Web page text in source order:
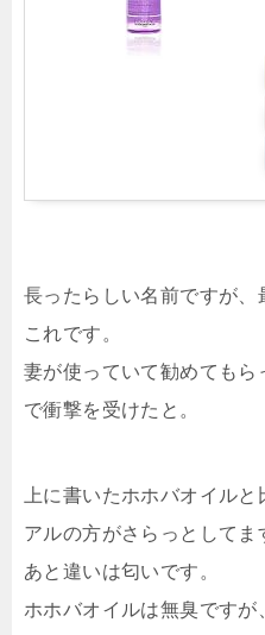
長ったらしい名前ですが
これです。
妻が使っていて勧めてもら
で衝撃を受けたと。
上に書いたホホバオイル
アルの方がさらっとしてま
あと違いは匂いです。
ホホバオイルは無臭です